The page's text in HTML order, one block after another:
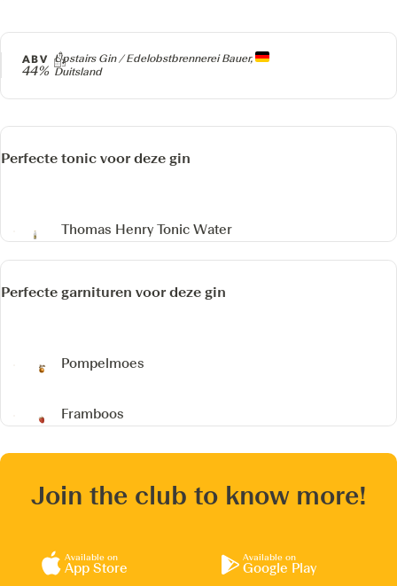
Producer
Upstairs Gin / Edelobstbrennerei Bauer,
Duitsland
ABV
44%
Perfecte tonic voor deze gin
Thomas Henry Tonic Water
Perfecte garnituren voor deze gin
Pompelmoes
Framboos
Join the club to know more!
Available on
App Store
Available on
Google Play